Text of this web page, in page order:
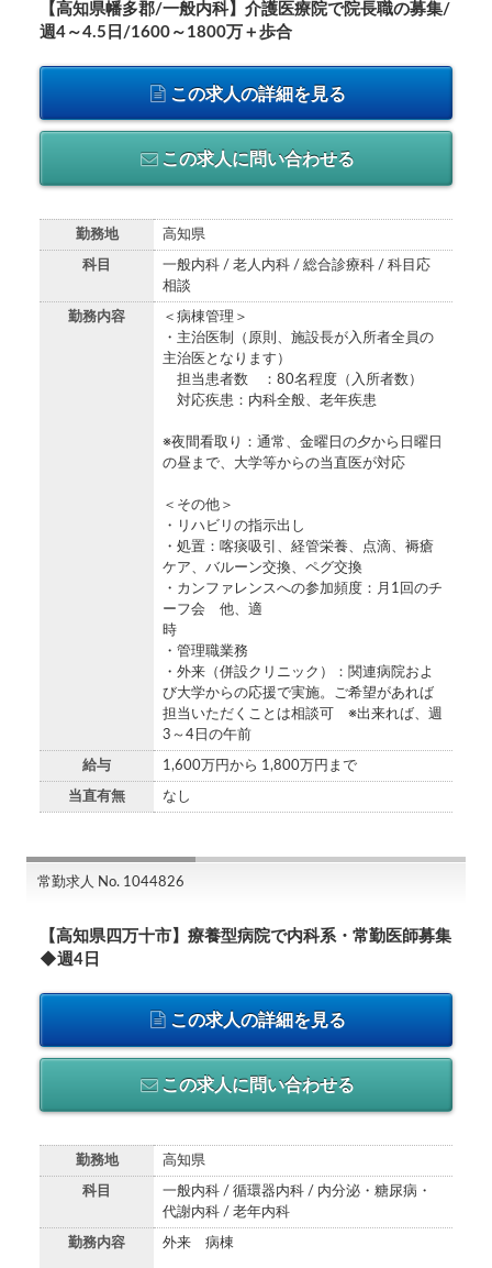
【高知県幡多郡/一般内科】介護医療院で院長職の募集/
週4～4.5日/1600～1800万＋歩合
この求人の詳細を見る
この求人に問い合わせる
勤務地 高知県
科目
一般内科 / 老人内科 / 総合診療科 / 科目応
相談
勤務内容
＜病棟管理＞
・主治医制（原則、施設長が入所者全員の
主治医となります）
担当患者数 ：80名程度（入所者数）
対応疾患：内科全般、老年疾患
※夜間看取り：通常、金曜日の夕から日曜日
の昼まで、大学等からの当直医が対応
＜その他＞
・リハビリの指示出し
・処置：喀痰吸引、経管栄養、点滴、褥瘡
ケア、バルーン交換、ペグ交換
・カンファレンスへの参加頻度：月1回のチ
ーフ会 他、適
時
・管理職業務
・外来（併設クリニック）：関連病院およ
び大学からの応援で実施。ご希望があれば
担当いただくことは相談可 ※出来れば、週
3～4日の午前
給与 1,600万円から 1,800万円まで
当直有無 なし
常勤求人 No. 1044826
【高知県四万十市】療養型病院で内科系・常勤医師募集
◆週4日
この求人の詳細を見る
この求人に問い合わせる
勤務地 高知県
科目
一般内科 / 循環器内科 / 内分泌・糖尿病・
代謝内科 / 老年内科
勤務内容 外来 病棟